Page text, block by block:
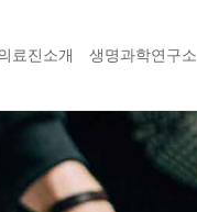
료진소개 생명과학연구소